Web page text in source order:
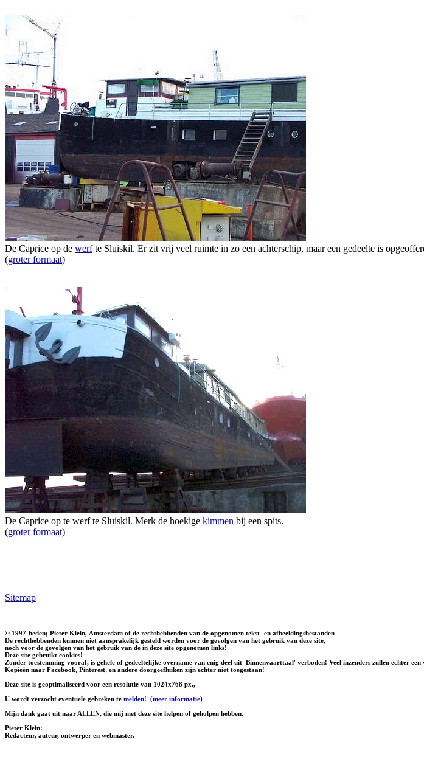
De Caprice op de werfte Sluiskil. Er zit vrij veel ruimte in zo een achterschip, maar een gedeelte is
(groter formaat)
De Caprice op te werf te Sluiskil. Merk de hoekige kimmen bij een spits.
(groter formaat)
Sitemap
© 1997-heden; Pieter Klein, Amsterdam of de rechthebbenden van de opgenomen tekst- en afbeeldingsbestanden
De rechthebbenden kunnen niet aansprakelijk gesteld worden voor de gevolgen van het gebruik van deze site,
noch voor de gevolgen van het gebruik van de in deze site opgenomen links!
Deze site gebruikt cookies!
Zonder toestemming vooraf, is gehele of gedeeltelijke overname van enig deel uit 'Binnenvaarttaal' verboden! Veel inzenders zullen echter
Kopieën naar Facebook, Pinterest, en andere doorgeefluiken zijn echter niet toegestaan!
Deze site is geoptimaliseerd voor een resolutie van 1024x768 px.,
U wordt verzocht eventuele gebreken te melden! (meer informatie)
Mijn dank gaat uit naar ALLEN, die mij met deze site helpen of geholpen hebben.
Pieter Klein:
Redacteur, auteur, ontwerper en webmaster.